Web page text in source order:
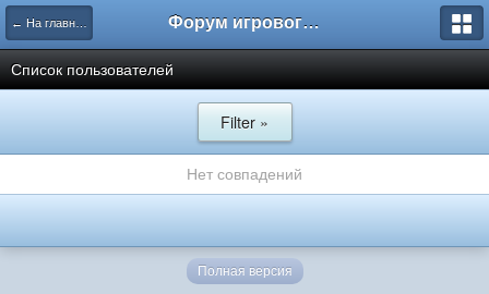
← На главную Форум игрового проекта Riverrise
Список пользователей
Filter »
Нет совпадений
Полная версия